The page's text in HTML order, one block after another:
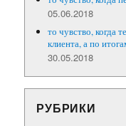
05.06.2018
то чувство, когда
клиента, а по
30.05.2018
РУБРИКИ